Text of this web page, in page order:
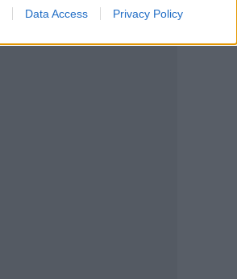
Data Access Privacy Policy